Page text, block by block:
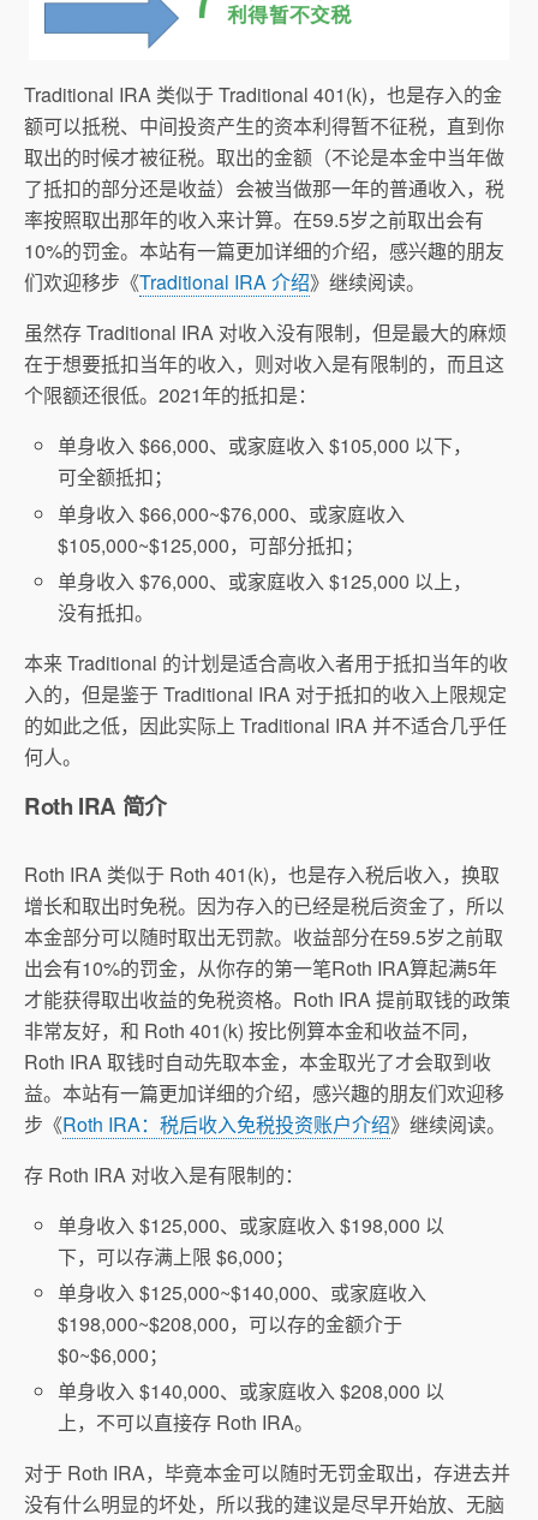
Traditional IRA 类似于 Traditional 401(k)，也是存入的金
额可以抵税、中间投资产生的资本利得暂不征税，直到你
取出的时候才被征税。取出的金额（不论是本金中当年做
了抵扣的部分还是收益）会被当做那一年的普通收入，税
率按照取出那年的收入来计算。在59.5岁之前取出会有
10%的罚金。本站有一篇更加详细的介绍，感兴趣的朋友
们欢迎移步《Traditional IRA 介绍》继续阅读。
虽然存 Traditional IRA 对收入没有限制，但是最大的麻烦
在于想要抵扣当年的收入，则对收入是有限制的，而且这
个限额还很低。2021年的抵扣是：
单身收入 $66,000、或家庭收入 $105,000 以下，
可全额抵扣；
单身收入 $66,000~$76,000、或家庭收入
$105,000~$125,000，可部分抵扣；
单身收入 $76,000、或家庭收入 $125,000 以上，
没有抵扣。
本来 Traditional 的计划是适合高收入者用于抵扣当年的收
入的，但是鉴于 Traditional IRA 对于抵扣的收入上限规定
的如此之低，因此实际上 Traditional IRA 并不适合几乎任
何人。
Roth IRA 简介
Roth IRA 类似于 Roth 401(k)，也是存入税后收入，换取
增长和取出时免税。因为存入的已经是税后资金了，所以
本金部分可以随时取出无罚款。收益部分在59.5岁之前取
出会有10%的罚金，从你存的第一笔Roth IRA算起满5年
才能获得取出收益的免税资格。Roth IRA 提前取钱的政策
非常友好，和 Roth 401(k) 按比例算本金和收益不同，
Roth IRA 取钱时自动先取本金，本金取光了才会取到收
益。本站有一篇更加详细的介绍，感兴趣的朋友们欢迎移
步《Roth IRA：税后收入免税投资账户介绍》继续阅读。
存 Roth IRA 对收入是有限制的：
单身收入 $125,000、或家庭收入 $198,000 以
下，可以存满上限 $6,000；
单身收入 $125,000~$140,000、或家庭收入
$198,000~$208,000，可以存的金额介于
$0~$6,000；
单身收入 $140,000、或家庭收入 $208,000 以
上，不可以直接存 Roth IRA。
对于 Roth IRA，毕竟本金可以随时无罚金取出，存进去并
没有什么明显的坏处，所以我的建议是尽早开始放、无脑